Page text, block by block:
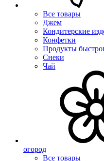
Все товары
Джем
Кондитерские
Конфетки
Продукты
Снеки
Чай
огород
Все товары